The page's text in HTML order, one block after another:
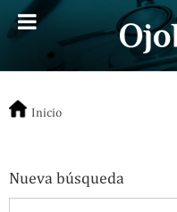
Inicio
Nueva búsqueda